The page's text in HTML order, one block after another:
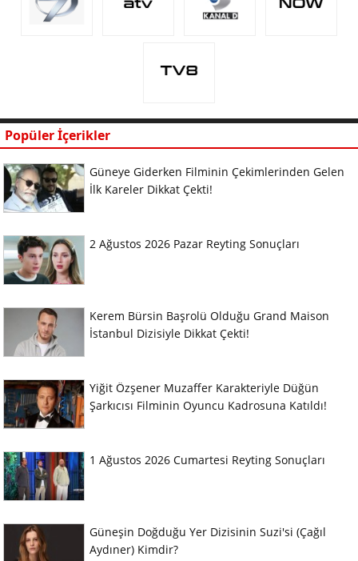
Popüler İçerikler
Güneye Giderken Filminin Çekimlerinden Gelen
İlk Kareler Dikkat Çekti!
2 Ağustos 2026 Pazar Reyting Sonuçları
Kerem Bürsin Başrolü Olduğu Grand Maison
İstanbul Dizisiyle Dikkat Çekti!
Yiğit Özşener Muzaffer Karakteriyle Düğün
Şarkıcısı Filminin Oyuncu Kadrosuna Katıldı!
1 Ağustos 2026 Cumartesi Reyting Sonuçları
Güneşin Doğduğu Yer Dizisinin Suzi'si (Çağıl
Aydıner) Kimdir?